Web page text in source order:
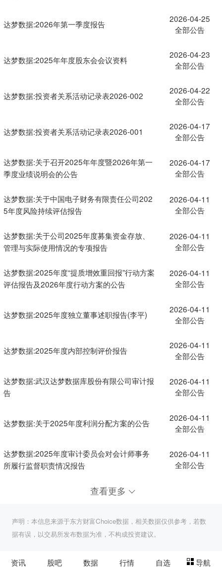
达梦数据:2026年第一季度报告
2026-04-25
全部公告
达梦数据:2025年年度股东会会议资料
2026-04-23
全部公告
达梦数据:投资者关系活动记录表2026-002
2026-04-22
全部公告
达梦数据:投资者关系活动记录表2026-001
2026-04-17
全部公告
达梦数据:关于召开2025年年度暨2026年第一
季度业绩说明会的公告
2026-04-17
全部公告
达梦数据:关于中国电子财务有限责任公司202
5年度风险持续评估报告
2026-04-11
全部公告
达梦数据:关于公司2025年度募集资金存放、
管理与实际使用情况的专项报告
2026-04-11
全部公告
达梦数据:2025年度“提质增效重回报”行动方案
评估报告及2026年度行动方案的公告
2026-04-11
全部公告
达梦数据:2025年度独立董事述职报告(李平)
2026-04-11
全部公告
达梦数据:2025年度内部控制评价报告
2026-04-11
全部公告
达梦数据:武汉达梦数据库股份有限公司审计报
告
2026-04-11
全部公告
达梦数据:关于2025年度利润分配方案的公告
2026-04-11
全部公告
达梦数据:2025年度审计委员会对会计师事务
所履行监督职责情况报告
2026-04-11
全部公告
查看更多
声明：本信息来源于东方财富Choice数据，相关数据仅供参考，若数
据有误，以交易所发布数据为准，不构成投资建议。
资讯 股吧 数据 行情 自选 导航